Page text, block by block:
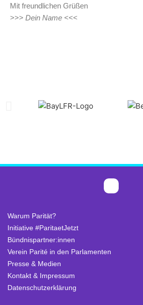
Mit freundlichen Grüßen
>>> Dein Name <<<
Warum Parität?
Initiative #ParitaetJetzt
Bündnispartner:innen
Verein Parité in den Parlamenten
Presse & Medien
Kontakt & Impressum
Datenschutzerklärung